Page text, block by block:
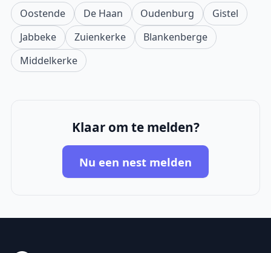
Oostende De Haan Oudenburg
Gistel
Jabbeke
Zuienkerke
Blankenberge
Middelkerke
Klaar om te melden?
Nu een nest melden